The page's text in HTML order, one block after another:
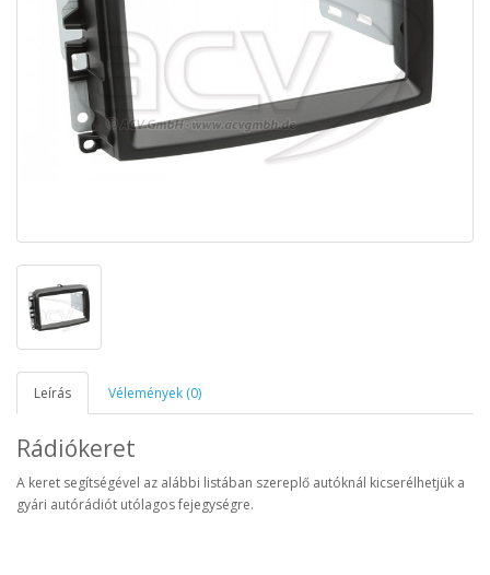
Leírás Vélemények (0)
Rádiókeret
A keret segítségével az alábbi listában szereplő autóknál kicserélhetjük a
gyári autórádiót utólagos fejegységre.